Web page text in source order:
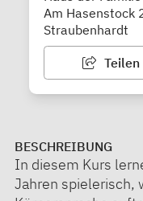
Am Hasenstock
Straubenhardt
Teilen
BESCHREIBUNG
In diesem Kurs
Jahren spielerisch,